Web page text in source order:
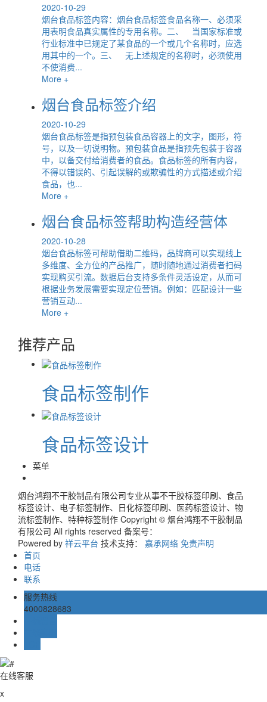
2020-10-29
烟台食品标签内容：烟台食品标签食品名称一、必须采
用表明食品真实属性的专用名称。二、 当国家标准或
行业标准中已规定了某食品的一个或几个名称时，应选
用其中的一个。三、 无上述规定的名称时，必须使用
不使消费...
More +
烟台食品标签介绍
2020-10-29
烟台食品标签是指预包装食品容器上的文字，图形，符
号，以及一切说明物。预包装食品是指预先包装于容器
中，以备交付给消费者的食品。食品标签的所有内容，
不得以错误的、引起误解的或欺骗性的方式描述或介绍
食品，也...
More +
烟台食品标签帮助构造经营体
2020-10-28
烟台食品标签可帮助借助二维码，品牌商可以实现线上
多维度、全方位的产品推广，随时随地通过消费者扫码
实现购买引流。数据后台支持多条件灵活设定，从而可
根据业务发展需要实现定位营销。例如：匹配设计一些
营销互动...
More +
推荐产品
食品标签制作
食品标签设计
菜单
烟台鸿翔不干胶制品有限公司专业从事不干胶标签印刷、食品
标签设计、电子标签制作、日化标签印刷、医药标签设计、物
流标签制作、特种标签制作 Copyright © 烟台鸿翔不干胶制品
有限公司 All rights reserved 备案号：
Powered by 祥云平台 技术支持： 嘉承网络 免责声明
首页
电话
联系
服务热线
4000828683
在线客服
x